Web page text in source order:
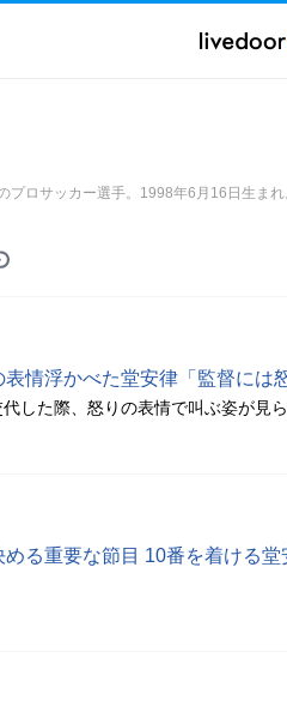
プロサッカー選手。1998年6月16日生ま
情浮かべた堂安律「監督には
した際、怒りの表情で叫ぶ姿が見
める重要な節目 10番を着ける